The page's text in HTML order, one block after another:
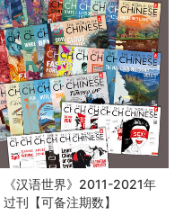
《汉语世界》2011-2021年
过刊【可备注期数】